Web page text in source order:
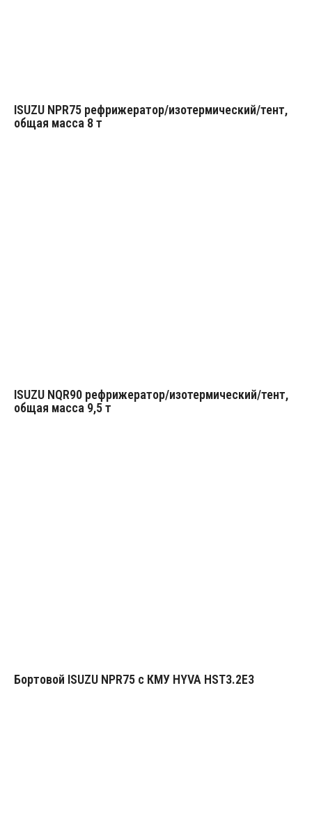
ISUZU NPR75 рефрижератор/изотермический/тент,
общая масса 8 т
ISUZU NQR90 рефрижератор/изотермический/тент,
общая масса 9,5 т
Бортовой ISUZU NPR75 с КМУ HYVA HST3.2E3